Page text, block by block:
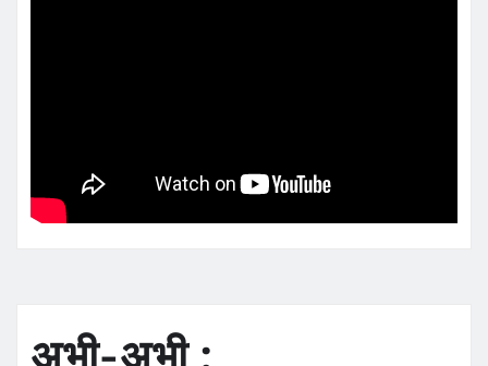
अभी-अभी :